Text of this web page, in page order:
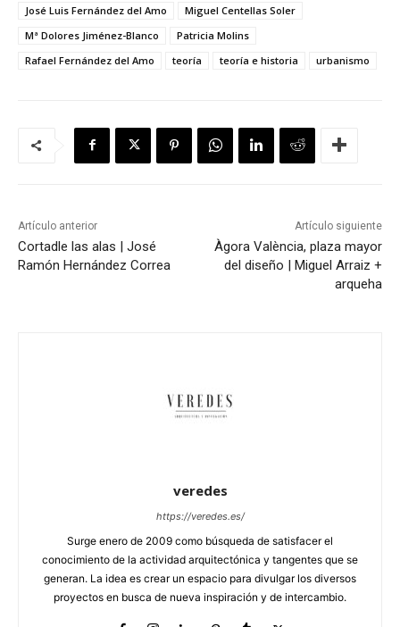
José Luis Fernández del Amo
Miguel Centellas Soler
Mª Dolores Jiménez-Blanco
Patricia Molins
Rafael Fernández del Amo
teoría teoría e historia urbanismo
Artículo anterior
Cortadle las alas | José
Ramón Hernández Correa
Artículo siguiente
Àgora València, plaza mayor
del diseño | Miguel Arraiz +
arqueha
veredes
https://veredes.es/
Surge enero de 2009 como búsqueda de satisfacer el
conocimiento de la actividad arquitectónica y tangentes que se
generan. La idea es crear un espacio para divulgar los diversos
proyectos en busca de nueva inspiración y de intercambio.